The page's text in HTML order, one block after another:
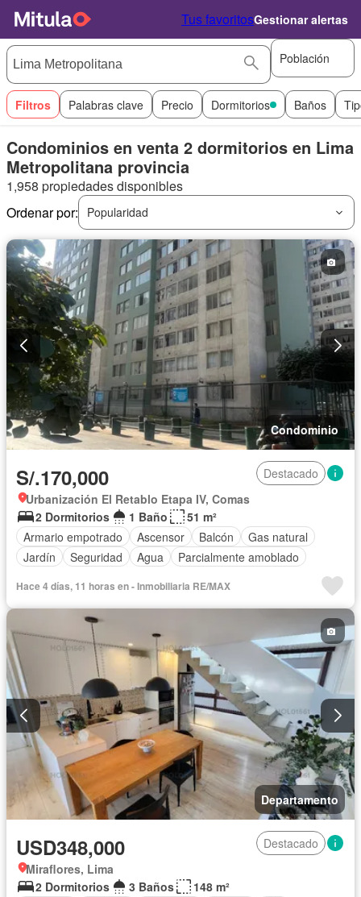
Tus favoritosGestionar alertas
Población
Filtros Palabras clave Precio Dormitorios Baños
Condominios en venta 2 dormitorios en Lima
Metropolitana provincia
1,958 propiedades disponibles
Ordenar por:
Popularidad
Condominio
S/.170,000
Destacado
Urbanización El Retablo Etapa IV, Comas
2 Dormitorios
1 Baño
51 m²
Armario empotrado
Ascensor Balcón
Gas natural
Jardín
Seguridad Agua Parcialmente amoblado
Hace 4 días, 11 horas en - Inmobiliaria RE/MAX
Departamento
USD348,000
Destacado
Miraflores, Lima
2 Dormitorios
3 Baños
148 m²